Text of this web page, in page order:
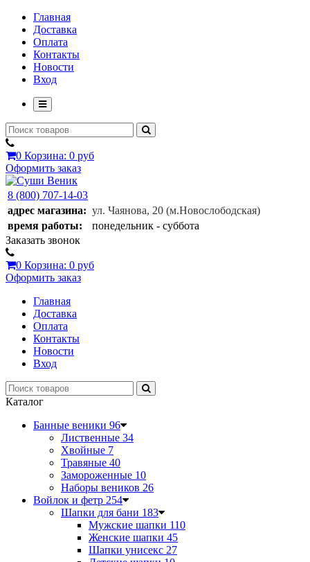
Главная
Доставка
Оплата
Контакты
Новости
Вход
0 Корзина: 0 руб
Оформить заказ
8 (800) 707-14-03
адрес магазина: ул. Чаянова, 20 (м.Новослободская)
время работы:
понедельник - суббота
Заказать звонок
0 Корзина: 0 руб
Оформить заказ
Главная
Доставка
Оплата
Контакты
Новости
Вход
Каталог
Банные веники 96
Лиственные 34
Хвойные 7
Травяные 40
Замороженные 10
Наборы веников 26
Войлок и фетр 254
Шапки для бани 183
Мужские шапки 110
Женские шапки 45
Шапки унисекс 27